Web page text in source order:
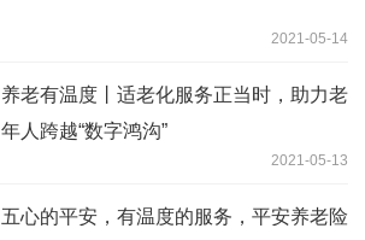
2021-05-14
养老有温度丨适老化服务正当时，助力老
年人跨越“数字鸿沟”
2021-05-13
五心的平安，有温度的服务，平安养老险